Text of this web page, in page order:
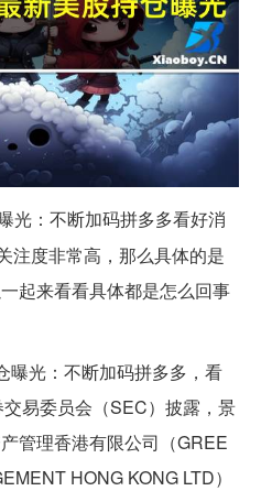
光：不断加码拼多多看好消
注度非常高，那么具体的是
起来看看具体都是怎么回事
曝光：不断加码拼多多，看
易委员会（SEC）披露，景
管理香港有限公司（GREE
HONG KONG LTD）